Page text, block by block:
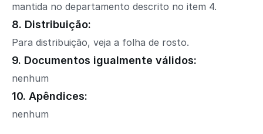
mantida no departamento descrito no item 4.
8. Distribuição:
Para distribuição, veja a folha de rosto.
9. Documentos igualmente válidos:
nenhum
10. Apêndices:
nenhum